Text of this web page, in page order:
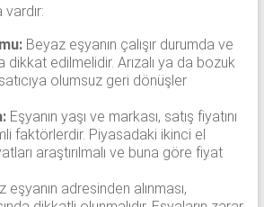
Beyaz eşyanın çalışır durumda ve
dikkat edilmelidir. Arızalı ya da bozuk
olumsuz geri dönüşler
Eşyanın yaşı ve markası, satış fiyatını
faktörlerdir. Piyasadaki ikinci el
araştırılmalı ve buna göre fiyat
adresinden alınması,